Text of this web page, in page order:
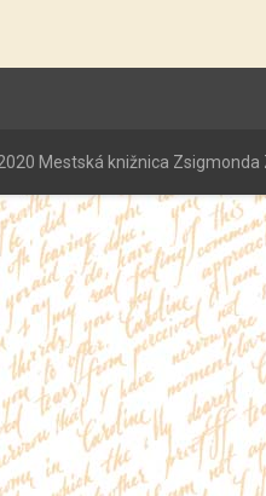
Mestská knižnica Zsigmonda